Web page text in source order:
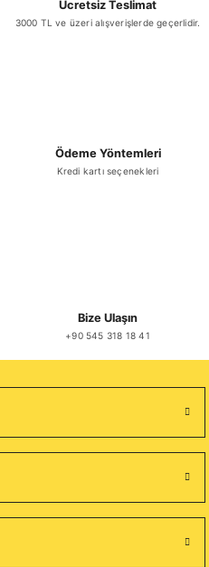
Ücretsiz Teslimat
3000 TL ve üzeri alışverişlerde geçerlidir.
Ödeme Yöntemleri
Kredi kartı seçenekleri
Bize Ulaşın
+90 545 318 18 41